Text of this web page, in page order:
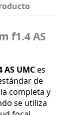
f1.4 AS
UMCes
de
completa y
se utiliza